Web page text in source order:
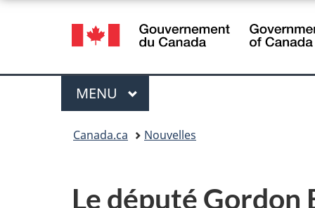
Sélection
de
la
langue
Menu
MENU PRINCIPAL
Canada.ca Nouvelles
Le député Gordon